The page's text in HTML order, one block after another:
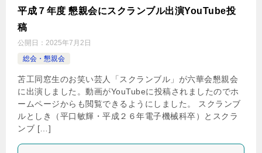
平成７年度 懇親会にスクランブル出演YouTube投
稿
公開日： 2025年7月2日
総会・懇親会
苫工同窓生のお笑い芸人「スクランブル」が六華会懇親会
に出演しました。動画がYouTubeに投稿されましたのでホ
ームページからも閲覧できるようにしました。 スクランブ
ルとしき（平口敏輝・平成２６年電子機械科卒）とスクラ
ンブ […]